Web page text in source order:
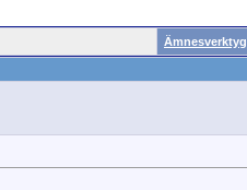
Ämnesverktyg